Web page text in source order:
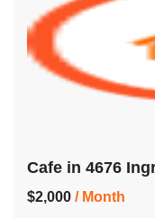
Cafe in 4676
$2,000 / Month